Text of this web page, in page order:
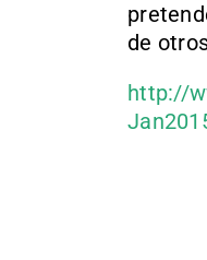
de
http://